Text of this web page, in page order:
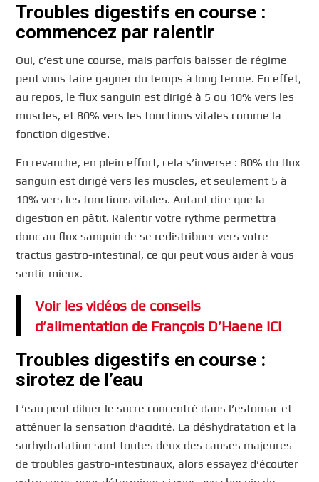
Troubles digestifs en course :
commencez par ralentir
Oui, c’est une course, mais parfois baisser de régime
peut vous faire gagner du temps à long terme. En effet,
au repos, le flux sanguin est dirigé à 5 ou 10% vers les
muscles, et 80% vers les fonctions vitales comme la
fonction digestive.
En revanche, en plein effort, cela s’inverse : 80% du flux
sanguin est dirigé vers les muscles, et seulement 5 à
10% vers les fonctions vitales. Autant dire que la
digestion en pâtit. Ralentir votre rythme permettra
donc au flux sanguin de se redistribuer vers votre
tractus gastro-intestinal, ce qui peut vous aider à vous
sentir mieux.
Voir les vidéos de conseils
d’alimentation de François D’Haene ICI
Troubles digestifs en course :
sirotez de l’eau
L’eau peut diluer le sucre concentré dans l’estomac et
atténuer la sensation d’acidité. La déshydratation et la
surhydratation sont toutes deux des causes majeures
de troubles gastro-intestinaux, alors essayez d’écouter